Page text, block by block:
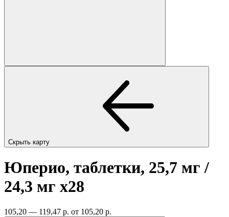
Скрыть карту
Юперио, таблетки, 25,7 мг /
24,3 мг x28
105,20 — 119,47 р. от 105,20 р.